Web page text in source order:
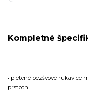
Kompletné
• pletené bezšvové
prstoch